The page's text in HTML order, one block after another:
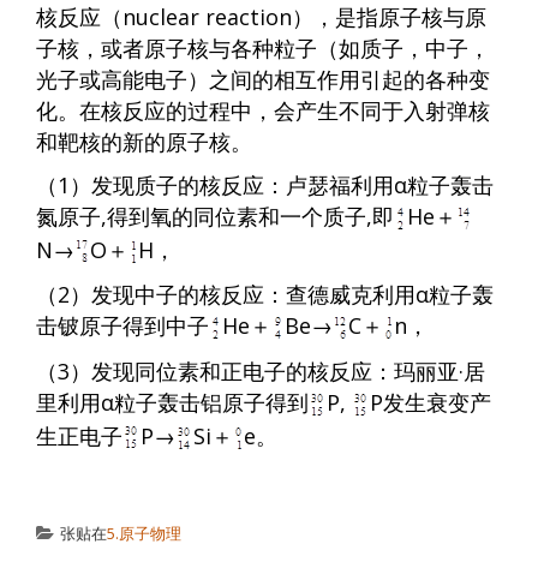
核反应（nuclear reaction），是指原子核与原
子核，或者原子核与各种粒子（如质子，中子，
光子或高能电子）之间的相互作用引起的各种变
化。在核反应的过程中，会产生不同于入射弹核
和靶核的新的原子核。
（1）发现质子的核反应：卢瑟福利用α粒子轰击
氮原子,得到氧的同位素和一个质子,即
He＋
N→
O＋ H，
（2）发现中子的核反应：查德威克利用α粒子轰
击铍原子得到中子 He＋ Be→ C＋
n，
（3）发现同位素和正电子的核反应：玛丽亚·居
里利用α粒子轰击铝原子得到
P,
P发生衰变产
生正电子
P→ Si＋ e。
张贴在5.原子物理